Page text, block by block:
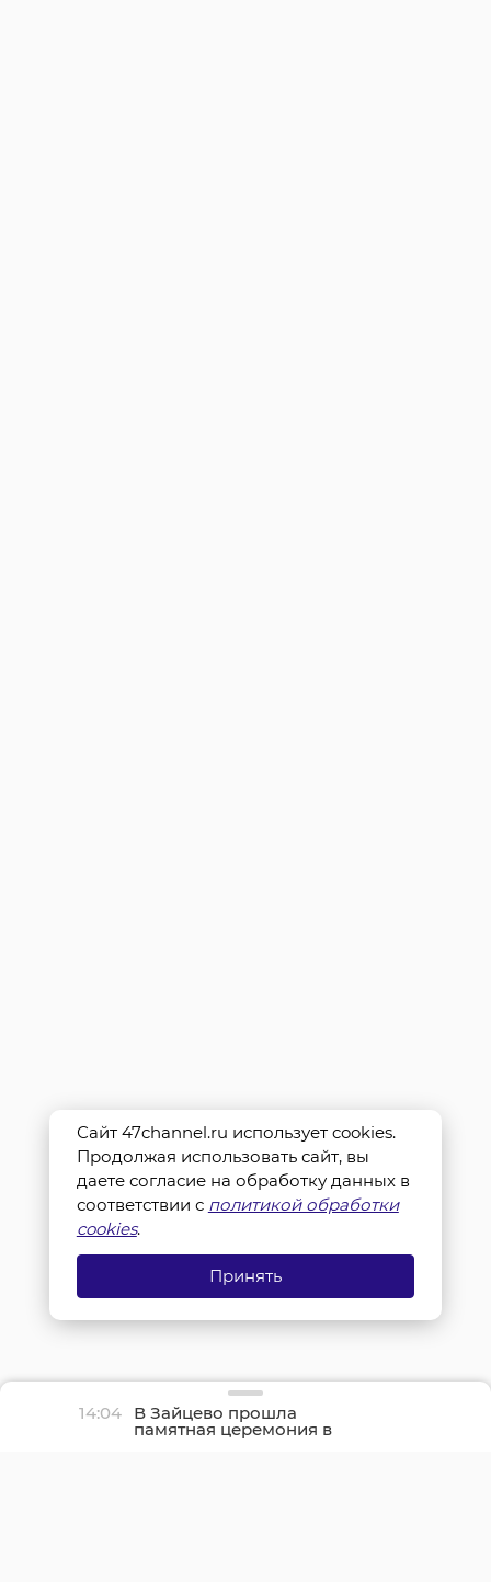
14:04 В Зайцево прошла
памятная церемония в
честь дня окончания
Сайт 47channel.ru использует cookies.
Продолжая использовать сайт, вы
даете согласие на обработку данных в
соответствии с политикой обработки
cookies.
Принять